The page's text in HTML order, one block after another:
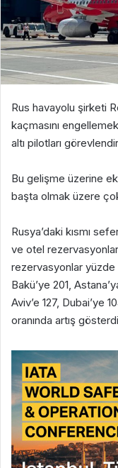
Rus havayolu şirketi
kaçmasını
altı pilotları
Bu gelişme üzerine
başta olmak üzere
Rusya’daki kısmı
ve otel
rezervasyonlar yüzde
Bakü’ye 201,
Aviv’e 127, Dubai’ye
oranında artış